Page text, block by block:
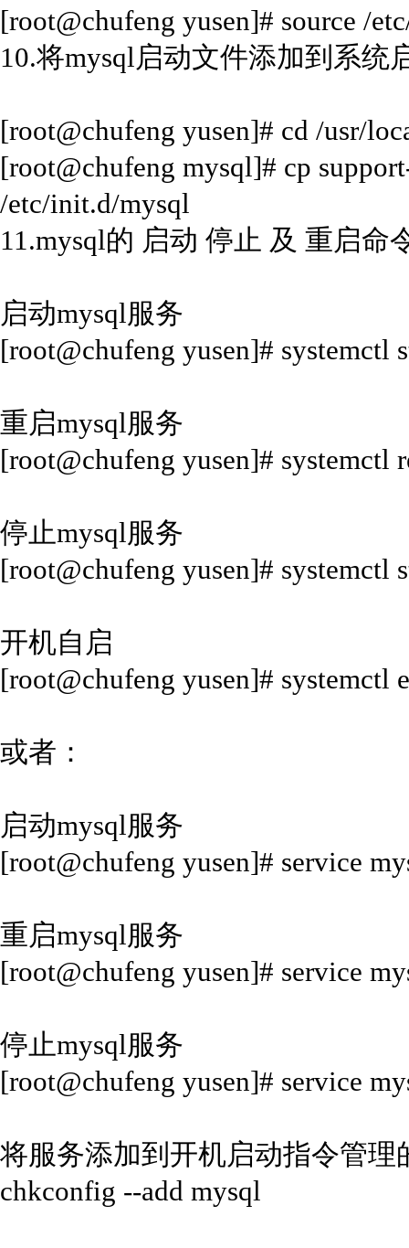
[root@chufeng yusen]# source /
10.将mysql启动文件添加到系统
[root@chufeng yusen]# cd /usr/
[root@chufeng mysql]# cp
/etc/init.d/mysql
11.mysql的 启动 停止 及 重启命
启动mysql服务
[root@chufeng yusen]# systemctl
重启mysql服务
[root@chufeng yusen]# systemctl
停止mysql服务
[root@chufeng yusen]# systemctl
开机自启
[root@chufeng yusen]# systemctl
或者：
启动mysql服务
[root@chufeng yusen]# service
重启mysql服务
[root@chufeng yusen]# service
停止mysql服务
[root@chufeng yusen]# service
将服务添加到开机启动指令管理
chkconfig --add mysql